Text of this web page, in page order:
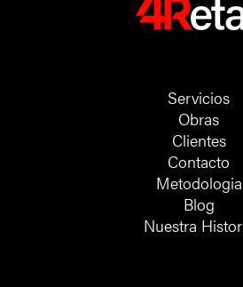
Servicios
Obras
Clientes
Contacto
Metodologia
Blog
Nuestra